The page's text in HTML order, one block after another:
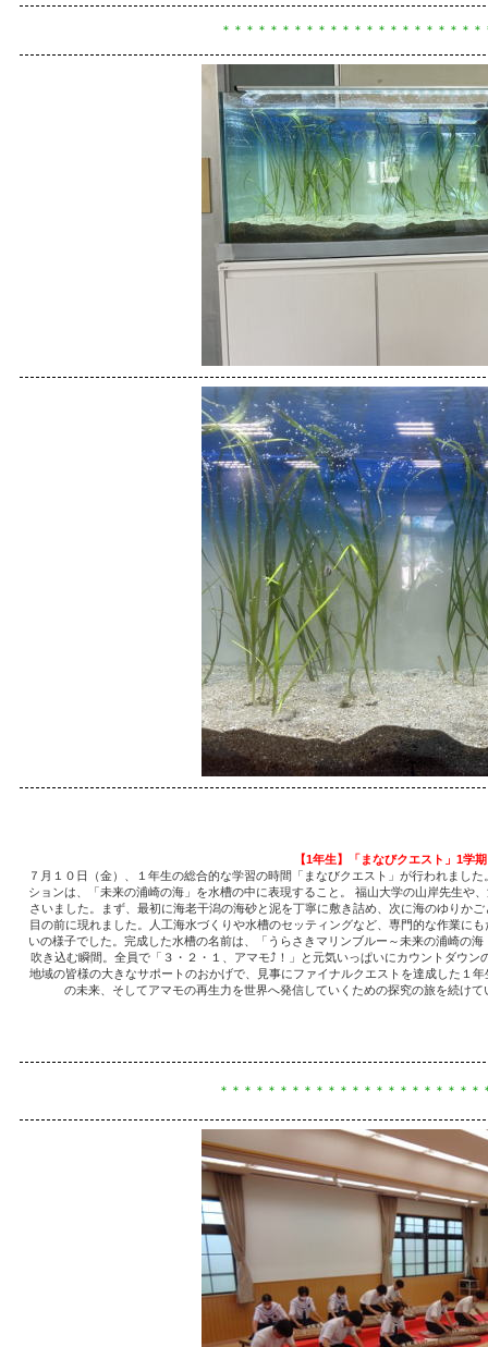
＊＊＊＊＊＊＊＊＊＊＊＊＊＊＊＊＊＊＊＊＊
【1年生】「まなびクエスト」1学
７月１０日（金）、１年生の総合的な学習の時間「まなびクエスト」が行われまし
ションは、「未来の浦崎の海」を水槽の中に表現すること。 福山大学の山岸先生や
さいました。まず、最初に海老干潟の海砂と泥を丁寧に敷き詰め、次に海のゆりか
目の前に現れました。人工海水づくりや水槽のセッティングなど、専門的な作業に
いの様子でした。完成した水槽の名前は、「うらさきマリンブルー～未来の浦崎の
吹き込む瞬間。全員で「３・２・１、アマモ⤴！」と元気いっぱいにカウントダウ
地域の皆様の大きなサポートのおかげで、見事にファイナルクエストを達成した１
の未来、そしてアマモの再生力を世界へ発信していくための探究の旅を続け
＊＊＊＊＊＊＊＊＊＊＊＊＊＊＊＊＊＊＊＊＊